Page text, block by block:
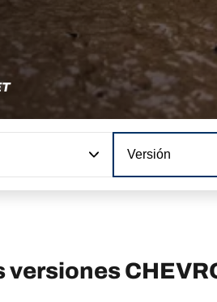
Versión
versiones